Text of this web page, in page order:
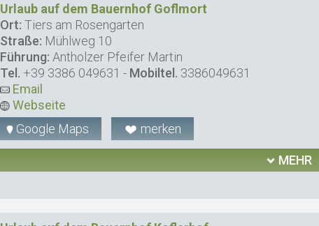
Urlaub auf dem Bauernhof Goflmort
Ort: Tiers am Rosengarten
Straße: Mühlweg 10
Führung: Antholzer Pfeifer Martin
Tel. +39 3386 049631 - Mobiltel. 3386049631
Email
Webseite
Google Maps
merken
MEHR